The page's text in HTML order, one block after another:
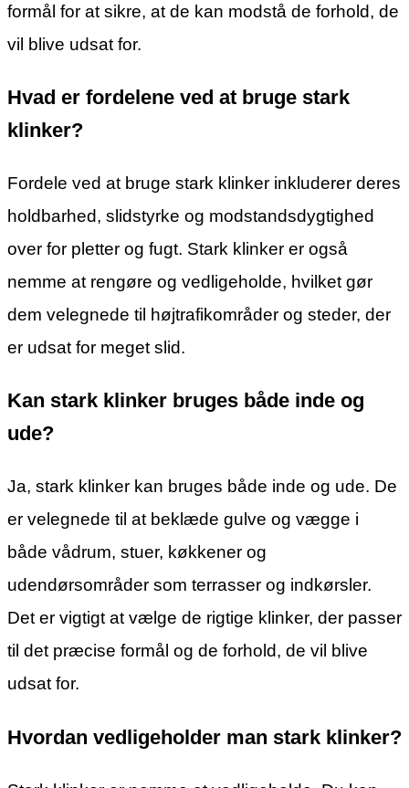
formål for at sikre, at de kan modstå de forhold, de
vil blive udsat for.
Hvad er fordelene ved at bruge stark
klinker?
Fordele ved at bruge stark klinker inkluderer deres
holdbarhed, slidstyrke og modstandsdygtighed
over for pletter og fugt. Stark klinker er også
nemme at rengøre og vedligeholde, hvilket gør
dem velegnede til højtrafikområder og steder, der
er udsat for meget slid.
Kan stark klinker bruges både inde og
ude?
Ja, stark klinker kan bruges både inde og ude. De
er velegnede til at beklæde gulve og vægge i
både vådrum, stuer, køkkener og
udendørsområder som terrasser og indkørsler.
Det er vigtigt at vælge de rigtige klinker, der passer
til det præcise formål og de forhold, de vil blive
udsat for.
Hvordan vedligeholder man stark klinker?